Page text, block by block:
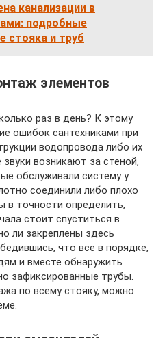
канализации в
подробные
стояка и труб
элементов
раз в день? К этому
ошибок сантехниками при
водопровода либо их
возникают за стеной,
обслуживали систему у
соединили либо плохо
в точности определить,
стоит спуститься в
ли закреплены здесь
что все в порядке,
и вместе обнаружить
зафиксированные трубы.
по всему стояку, можно